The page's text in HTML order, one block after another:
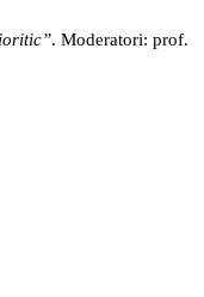
. Moderatori: prof.